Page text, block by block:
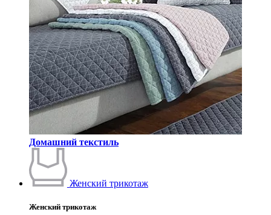
Домашний текстиль
Женский трикотаж
Женский трикотаж